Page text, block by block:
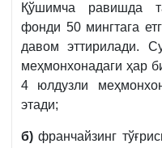
Қўшимча равишда
фонди 50 мингтага
давом эттирилади.
меҳмонхонадаги ҳар
4 юлдузли
этади;
б) франчайзинг